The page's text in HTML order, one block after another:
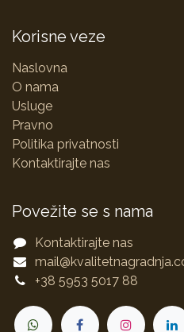
Korisne veze
Naslovna
O nama
Usluge
Pravno
Politika privatnosti
Kontaktirajte nas
Povežite se s nama
Kontaktirajte nas
+38 5953 5017 88